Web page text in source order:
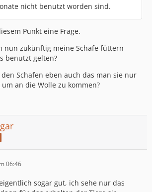
nicht benutzt worden sind.
Punkt eine Frage.
nun zukünftig meine Schafe füttern
benutzt gelten?
Schafen eben auch das man sie nur
an die Wolle zu kommen?
06:46
sogar gut, ich sehe nur das